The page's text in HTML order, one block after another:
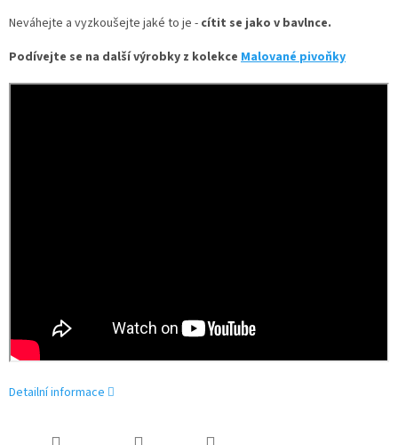
Neváhejte a vyzkoušejte jaké to je - cítit se jako v bavlnce.
Podívejte se na další výrobky z kolekce Malované pivoňky
Detailní informace